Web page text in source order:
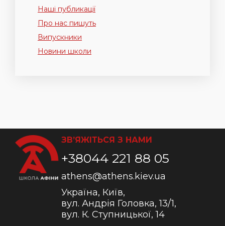
Наші публикації
Про нас пишуть
Випускники
Новини школи
ЗВ’ЯЖІТЬСЯ З НАМИ
+38044 221 88 05
athens@athens.kiev.ua
Україна, Київ,
вул. Андрія Головка, 13/1,
вул. К. Ступницької, 14